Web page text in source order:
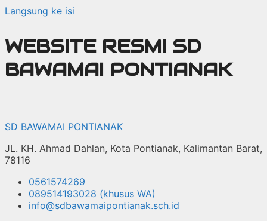
Langsung ke isi
WEBSITE RESMI SD
BAWAMAI PONTIANAK
SD BAWAMAI PONTIANAK
JL. KH. Ahmad Dahlan, Kota Pontianak, Kalimantan Barat,
78116
0561574269
089514193028 (khusus WA)
info@sdbawamaipontianak.sch.id